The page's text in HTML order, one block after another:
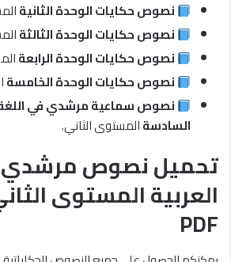
نصوص حكايات الوحدة الثانية
نصوص حكايات الوحدة الثالثة
نصوص حكايات الوحدة الرابعة
نصوص حكايات الوحدة الخامسة
نصوص سماعية مرشدي في اللغة
السادسةالمستوى الثاني.
تحميل نصوص مرشدي
العربية المستوى
PDF